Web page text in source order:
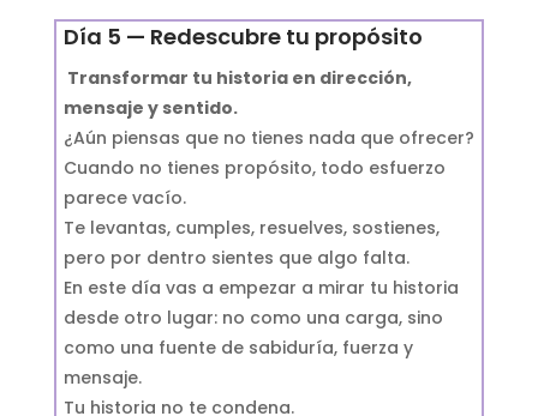
Día 5 — Redescubre tu propósito
Transformar tu historia en dirección,
mensaje y sentido.
¿Aún piensas que no tienes nada que ofrecer?
Cuando no tienes propósito, todo esfuerzo
parece vacío.
Te levantas, cumples, resuelves, sostienes,
pero por dentro sientes que algo falta.
En este día vas a empezar a mirar tu historia
desde otro lugar: no como una carga, sino
como una fuente de sabiduría, fuerza y
mensaje.
Tu historia no te condena.